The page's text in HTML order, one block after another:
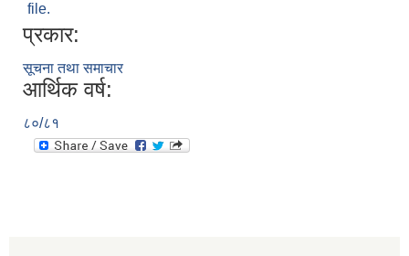
file.
प्रकार:
सूचना तथा समाचार
आर्थिक वर्ष:
८०/८१